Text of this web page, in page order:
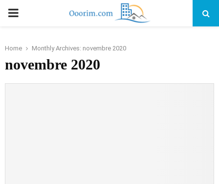
PRIMARY
Home Monthly Archives: novembre 2020
novembre 2020